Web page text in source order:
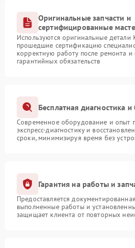
Оригинальные запчасти и
сертифицированные
Используются оригинальные детали
прошедшие сертификацию
корректную работу после ремонта и
гарантийных обязательств
Бесплатная диагностика
Современное оборудование и опыт
экспресс-диагностику и
сроки, минимизируя время без
Гарантия на работы и
Предоставляется
выполненные работы и
защищает клиента от повторных